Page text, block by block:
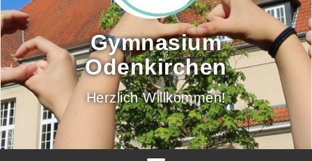
Gymnasium
Odenkirchen
Herzlich Willkommen!